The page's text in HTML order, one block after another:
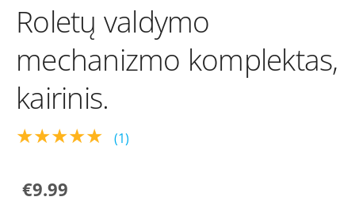
Roletų valdymo
mechanizmo komplektas,
kairinis.
★★★★★ (1)
€9.99